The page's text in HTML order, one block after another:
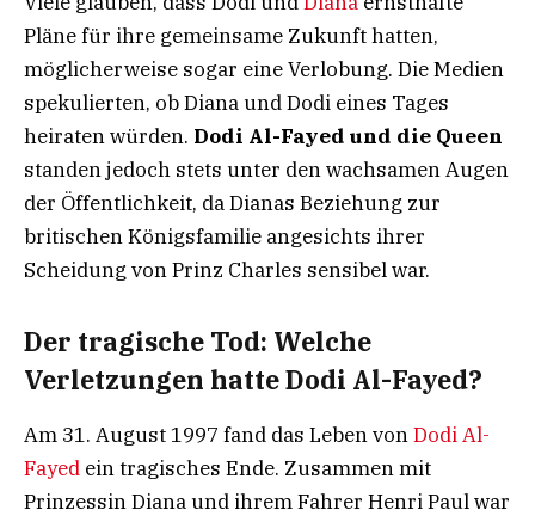
Pläne für ihre gemeinsame Zukunft hatten,
möglicherweise sogar eine Verlobung. Die Medien
spekulierten, ob Diana und Dodi eines Tages
heiraten würden. Dodi Al-Fayed und die Queen
standen jedoch stets unter den wachsamen Augen
der Öffentlichkeit, da Dianas Beziehung zur
britischen Königsfamilie angesichts ihrer
Scheidung von Prinz Charles sensibel war.
Der tragische Tod: Welche
Verletzungen hatte Dodi Al-Fayed?
Am 31. August 1997 fand das Leben vonDodi Al-
Fayed ein tragisches Ende. Zusammen mit
Prinzessin Diana und ihrem Fahrer Henri Paul war